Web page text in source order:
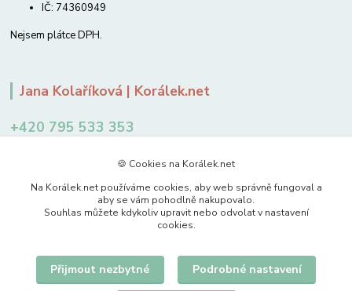
IČ: 74360949
Nejsem plátce DPH.
Jana Kolaříková | Korálek.net
+420 795 533 353
Upravit sběr cookies.
🍪 Cookies na Korálek.net
Na Korálek.net používáme cookies, aby web správně fungoval a
aby se vám pohodlně nakupovalo.
Souhlas můžete kdykoliv upravit nebo odvolat v nastavení
cookies.
Přijmout nezbytné Podrobné nastavení